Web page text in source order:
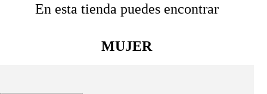
En esta tienda puedes encontrar
MUJER